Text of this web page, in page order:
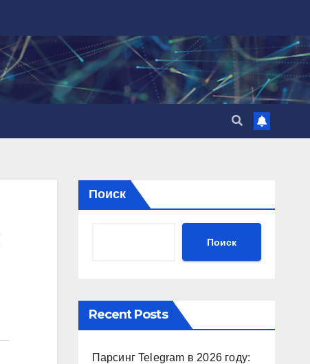
Поиск
Поиск
Recent Posts
Парсинг Telegram в 2026 году: